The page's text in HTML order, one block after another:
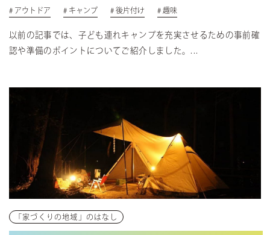
CONTACT お問い合わせ
DICTIONARY 住宅用語大辞典
UNIGURA
VOICE
CONTACT お問い合わせ
実例集 間取り集
# アウトドア # キャンプ # 後片付け # 趣味
以前の記事では、子ども連れキャンプを充実させるための事前確
認や準備のポイントについてご紹介しました。...
「家づくりの地域」のはなし